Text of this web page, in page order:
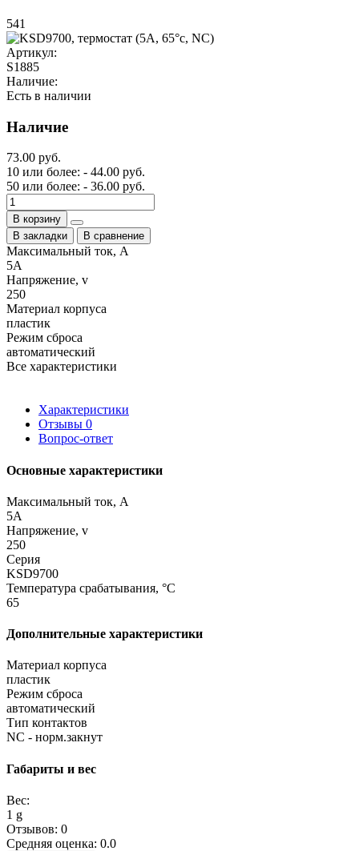
541
Артикул:
S1885
Наличие:
Есть в наличии
Наличие
73.00 руб.
10 или более: - 44.00 руб.
50 или более: - 36.00 руб.
В корзину
В закладки
В сравнение
Максимальный ток, А
5A
Напряжение, v
250
Материал корпуса
пластик
Режим сброса
автоматический
Все характеристики
Характеристики
Отзывы 0
Вопрос-ответ
Основные характеристики
Максимальный ток, А
5A
Напряжение, v
250
Серия
KSD9700
Температура срабатывания, °C
65
Дополнительные характеристики
Материал корпуса
пластик
Режим сброса
автоматический
Тип контактов
NC - норм.закнут
Габариты и вес
Вес:
1 g
Отзывов: 0
Средняя оценка: 0.0